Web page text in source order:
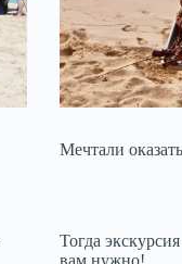
Мечтали
Тогда